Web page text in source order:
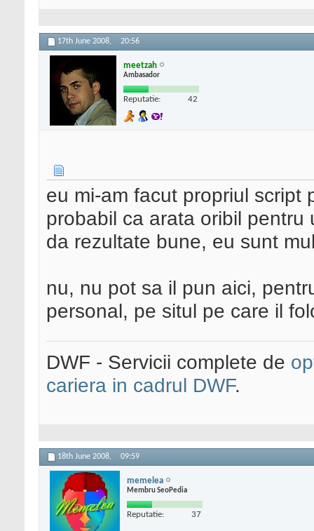
17th June 2008, 20:56
meetzah
Ambasador
Reputatie: 42
eu mi-am facut propriul script
probabil ca arata oribil
da rezultate bune, eu sunt
nu, nu pot sa il pun aici,
personal, pe situl pe care il
DWF - Servicii complete de
cariera in cadrul DWF.
18th June 2008, 09:59
memelea
Membru SeoPedia
Reputatie: 37